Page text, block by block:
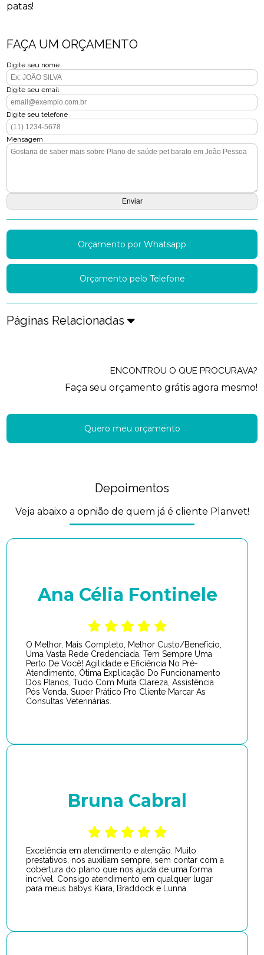
patas!
FAÇA UM ORÇAMENTO
Digite seu nome
Digite seu email
Digite seu telefone
Mensagem
Orçamento por Whatsapp
Orçamento pelo Telefone
Páginas Relacionadas
ENCONTROU O QUE PROCURAVA?
Faça seu orçamento grátis agora mesmo!
Quero meu orçamento
Depoimentos
Veja abaixo a opnião de quem já é cliente Planvet!
Ana Célia Fontinele
O Melhor, Mais Completo, Melhor Custo/Benefício,
Uma Vasta Rede Credenciada, Tem Sempre Uma
Perto De Você! Agilidade e Eficiência No Pré-
Atendimento, Ótima Explicação Do Funcionamento
Dos Planos, Tudo Com Muita Clareza, Assistência
Pós Venda. Super Prático Pro Cliente Marcar As
Consultas Veterinárias.
Bruna Cabral
Excelência em atendimento e atenção. Muito
prestativos, nos auxiliam sempre, sem contar com a
cobertura do plano que nos ajuda de uma forma
incrível. Consigo atendimento em qualquer lugar
para meus babys Kiara, Braddock e Lunna.